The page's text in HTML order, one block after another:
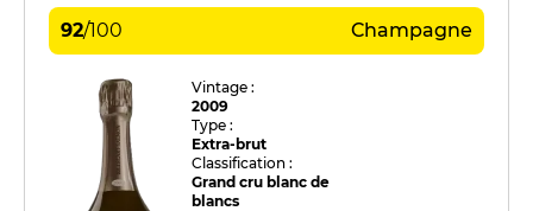
92/100 Champagne
Vintage :
2009
Type :
Extra-brut
Classification :
Grand cru blanc de
blancs